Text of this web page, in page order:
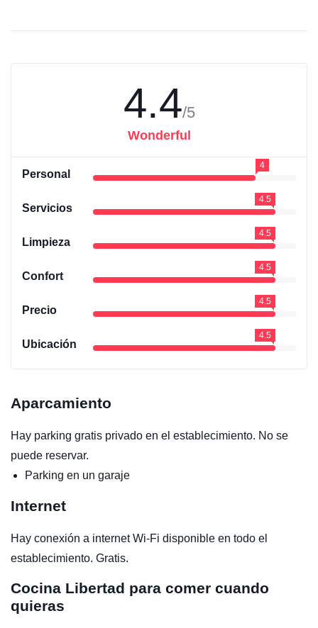
4.4/5
Wonderful
Personal
4
Servicios
4.5
Limpieza
4.5
Confort
4.5
Precio
4.5
Ubicación
4.5
Aparcamiento
Hay parking gratis privado en el establecimiento. No se
puede reservar.
Parking en un garaje
Internet
Hay conexión a internet Wi-Fi disponible en todo el
establecimiento. Gratis.
Cocina Libertad para comer cuando
quieras